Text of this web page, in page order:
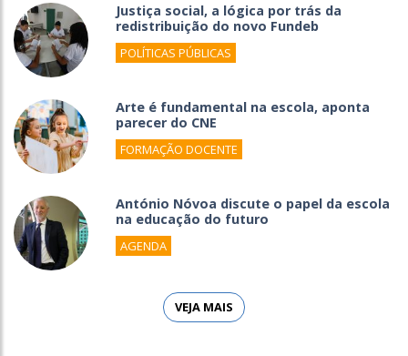
Justiça social, a lógica por trás da
redistribuição do novo Fundeb
POLÍTICAS PÚBLICAS
Arte é fundamental na escola, aponta
parecer do CNE
FORMAÇÃO DOCENTE
António Nóvoa discute o papel da escola
na educação do futuro
AGENDA
VEJA MAIS